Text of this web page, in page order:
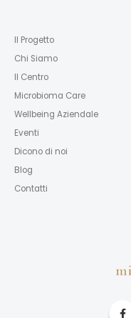
Il Progetto
Chi Siamo
Il Centro
Microbioma Care
Wellbeing Aziendale
Eventi
Dicono di noi
Blog
Contatti